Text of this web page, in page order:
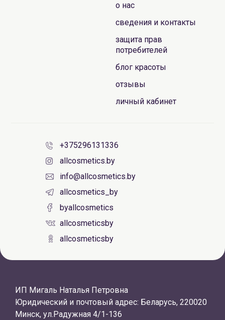
о нас
сведения и контакты
защита прав
потребителей
блог красоты
отзывы
личный кабинет
+375296131336
allcosmetics.by
info@allcosmetics.by
allcosmetics_by
byallcosmetics
allcosmeticsby
allcosmeticsby
ИП Мигаль Наталья Петровна
Юридический и почтовый адрес: Беларусь, 220020
Минск, ул.Радужная 4/1-136